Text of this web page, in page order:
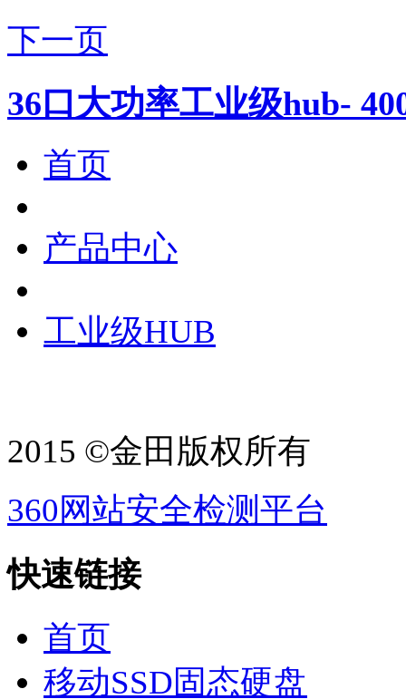
下一页
36口大功率工业级hub-
首页
产品中心
工业级HUB
2015 ©金田版权所有
360网站安全检测平台
快速链接
首页
移动SSD固态硬盘